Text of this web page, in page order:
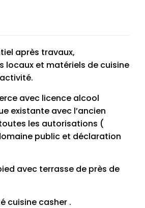
après travaux,
locaux et matériels de cuisine
avec licence alcool
existante avec l’ancien
les autorisations (
public et déclaration
avec terrasse de près de
cuisine casher .